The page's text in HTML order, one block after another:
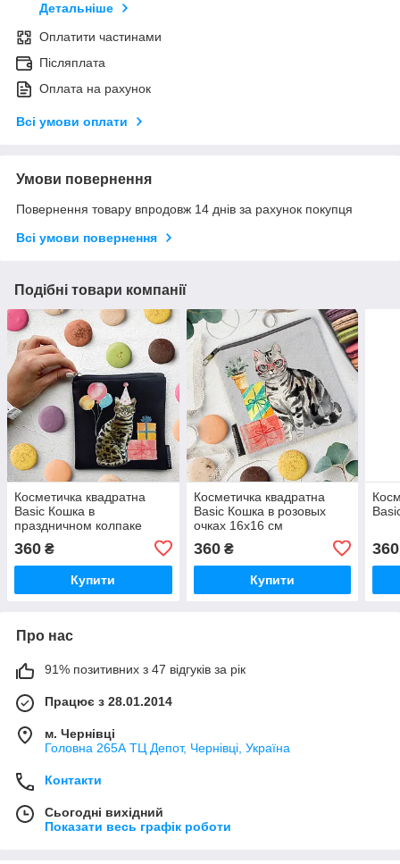
Детальніше
Оплатити частинами
Післяплата
Оплата на рахунок
Всі умови оплати
Умови повернення
Повернення товару впродовж 14 днів за рахунок покупця
Всі умови повернення
Подібні товари компанії
Косметичка квадратна
Basic Кошка в
праздничном колпаке
360 ₴
Купити
Косметичка квадратна
Basic Кошка в розовых
очках 16x16 см
360₴
Купити
360
Про нас
91% позитивних з 47 відгуків за рік
Працює з 28.01.2014
м. Чернівці
Головна 265А ТЦ Депот, Чернівці, Україна
Контакти
Сьогодні вихідний
Показати весь графік роботи